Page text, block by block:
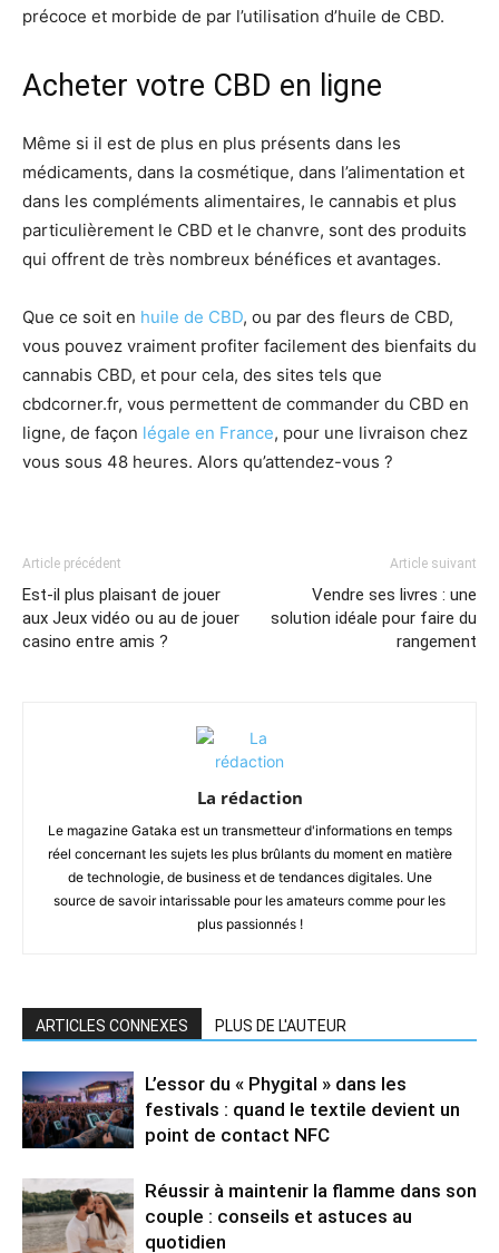
précoce et morbide de par l’utilisation d’huile de CBD.
Acheter votre CBD en ligne
Même si il est de plus en plus présents dans les
médicaments, dans la cosmétique, dans l’alimentation et
dans les compléments alimentaires, le cannabis et plus
particulièrement le CBD et le chanvre, sont des produits
qui offrent de très nombreux bénéfices et avantages.
Que ce soit en huile de CBD, ou par des fleurs de CBD,
vous pouvez vraiment profiter facilement des bienfaits du
cannabis CBD, et pour cela, des sites tels que
cbdcorner.fr, vous permettent de commander du CBD en
ligne, de façon légale en France, pour une livraison chez
vous sous 48 heures. Alors qu’attendez-vous ?
Article précédent
Est-il plus plaisant de jouer
aux Jeux vidéo ou au de jouer
casino entre amis ?
Article suivant
Vendre ses livres : une
solution idéale pour faire du
rangement
La rédaction
Le magazine Gataka est un transmetteur d'informations en temps
réel concernant les sujets les plus brûlants du moment en matière
de technologie, de business et de tendances digitales. Une
source de savoir intarissable pour les amateurs comme pour les
plus passionnés !
ARTICLES CONNEXES PLUS DE L'AUTEUR
L’essor du « Phygital » dans les
festivals : quand le textile devient un
point de contact NFC
Réussir à maintenir la flamme dans son
couple : conseils et astuces au
quotidien